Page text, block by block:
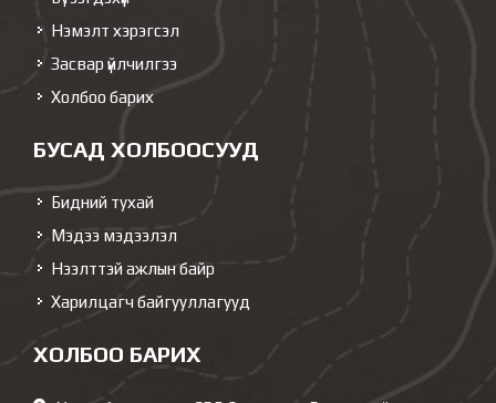
Нэмэлт хэрэгсэл
Засвар үйлчилгээ
Холбоо барих
БУСАД ХОЛБООСУУД
Бидний тухай
Мэдээ мэдээлэл
Нээлттэй ажлын байр
Харилцагч байгууллагууд
ХОЛБОО БАРИХ